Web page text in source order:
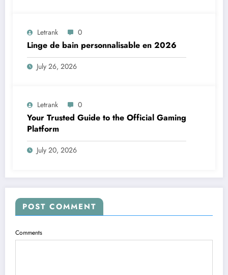
Letrank 0
Linge de bain personnalisable en 2026
July 26, 2026
Letrank 0
Your Trusted Guide to the Official Gaming
Platform
July 20, 2026
POST COMMENT
Comments